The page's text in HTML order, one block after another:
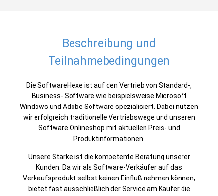
Beschreibung und
Teilnahmebedingungen
Die SoftwareHexe ist auf den Vertrieb von Standard-,
Business- Software wie beispielsweise Microsoft
Windows und Adobe Software spezialisiert. Dabei nutzen
wir erfolgreich traditionelle Vertriebswege und unseren
Software Onlineshop mit aktuellen Preis- und
Produktinformationen.
Unsere Stärke ist die kompetente Beratung unserer
Kunden. Da wir als Software-Verkäufer auf das
Verkaufsprodukt selbst keinen Einfluß nehmen können,
bietet fast ausschließlich der Service am Käufer die